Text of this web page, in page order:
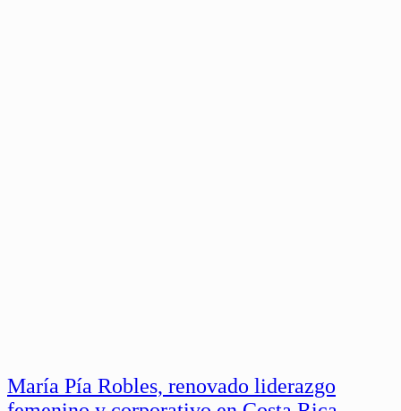
María Pía Robles, renovado liderazgo